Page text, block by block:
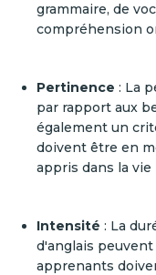
grammaire, de
compréhension
Pertinence : La
par rapport aux
également un
doivent être en
appris dans la
Intensité : La
d'anglais
apprenants